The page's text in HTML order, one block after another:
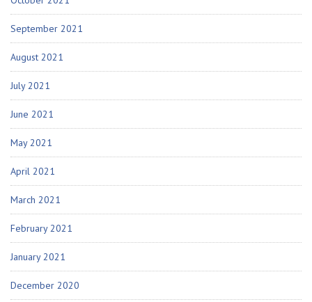
September 2021
August 2021
July 2021
June 2021
May 2021
April 2021
March 2021
February 2021
January 2021
December 2020